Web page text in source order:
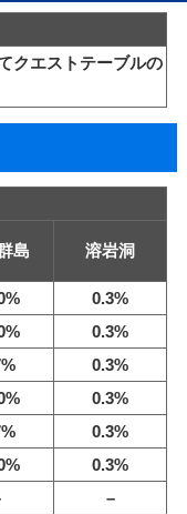
クエストテーブルの
島 溶岩洞
0.3%
0.3%
0.3%
0.3%
0.3%
0.3%
–